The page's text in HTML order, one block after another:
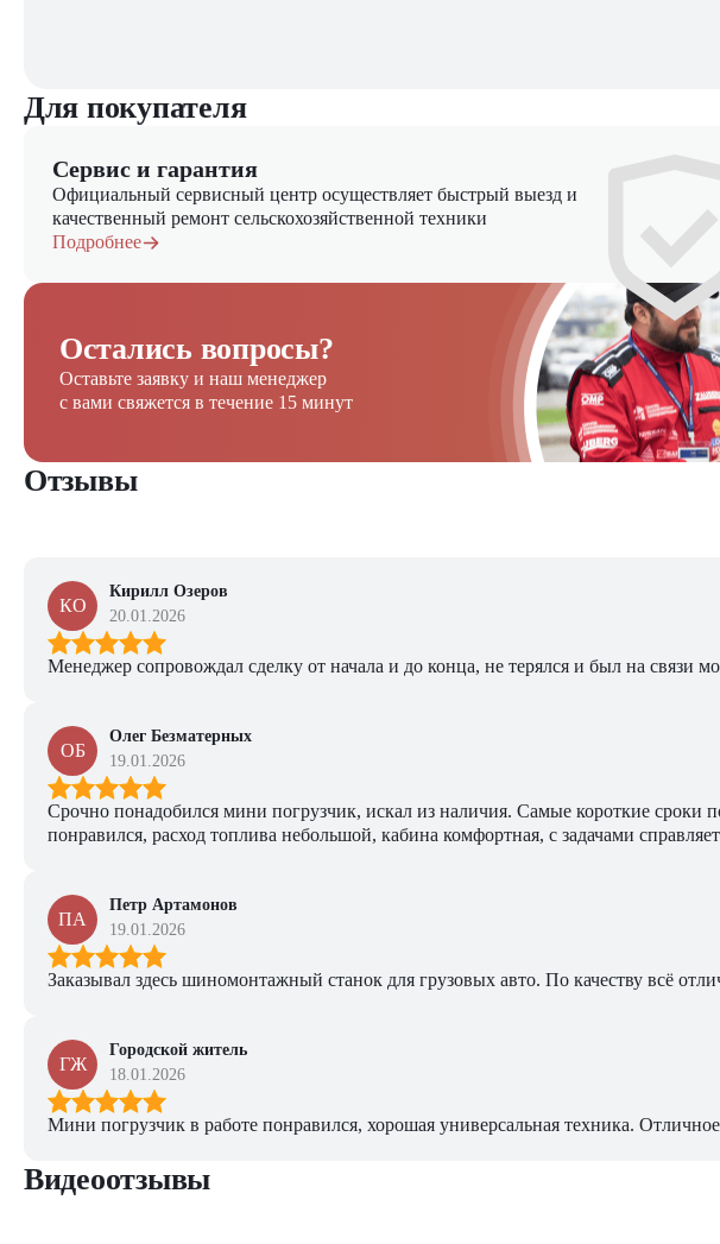
Для покупателя
Сервис и гарантия
Официальный сервисный центр осуществляет быстрый выезд и
качественный ремонт сельскохозяйственной техники
Подробнее
Остались вопросы?
Оставьте заявку и наш менеджер
с вами свяжется в течение 15 минут
Отзывы
КО
Кирилл Озеров
20.01.2026
Менеджер сопровождал сделку от начала и до конца, не терялся и был на связи
ОБ
Олег Безматерных
19.01.2026
Срочно понадобился мини погрузчик, искал из наличия. Самые короткие сроки
понравился, расход топлива небольшой, кабина комфортная, с задачами
ПА
Петр Артамонов
19.01.2026
Заказывал здесь шиномонтажный станок для грузовых авто. По качеству всё
ГЖ
Городской житель
18.01.2026
Мини погрузчик в работе понравился, хорошая универсальная техника.
Видеоотзывы